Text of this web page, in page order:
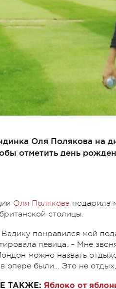
Оля Полякова на
отметить день
Оля Полякова подарила
столицы.
понравился мой
певица. – Мне
можно назвать
в опере были… Это не
ТАКЖЕ: Яблоко от